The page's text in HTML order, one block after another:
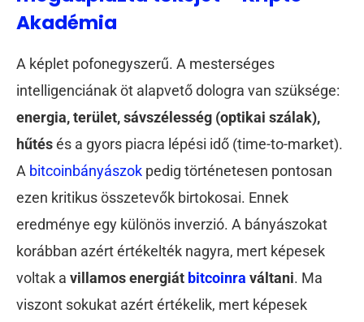
Akadémia
A képlet pofonegyszerű. A mesterséges
intelligenciának öt alapvető dologra van szüksége:
energia, terület, sávszélesség (optikai szálak),
hűtésés a gyors piacra lépési idő (time-to-market).
A bitcoinbányászok pedig történetesen pontosan
ezen kritikus összetevők birtokosai. Ennek
eredménye egy különös inverzió. A bányászokat
korábban azért értékelték nagyra, mert képesek
voltak a villamos energiát bitcoinra váltani. Ma
viszont sokukat azért értékelik, mert képesek